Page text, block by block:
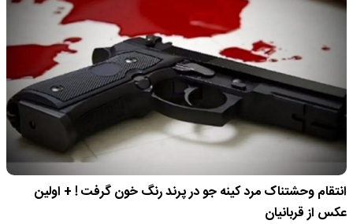
انتقام وحشتناک مرد کینه جو در پرند رنگ خون گرفت ! + اولین
عکس از قربانیان